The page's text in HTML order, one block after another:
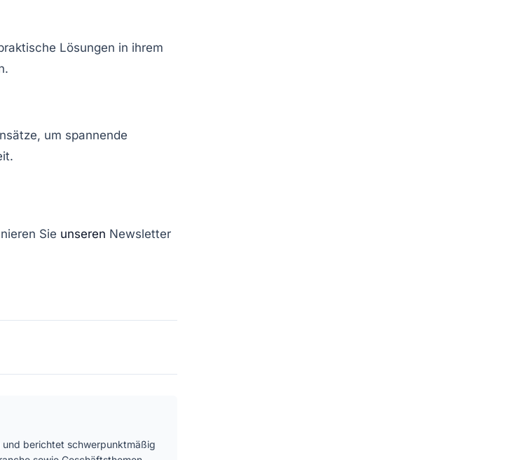
Lösungen in ihrem
um spannende
Sie unseren Newsletter
und berichtet schwerpunktmäßig